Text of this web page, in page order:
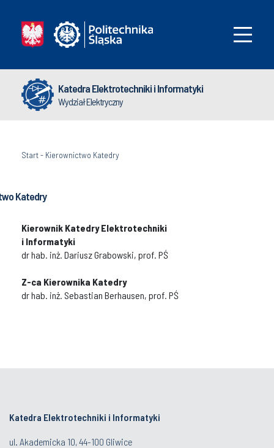
Katedra Elektrotechniki i Informatyki
Wydział Elektryczny
Start- Kierownictwo Katedry
Katedry
Kierownik Katedry Elektrotechniki
i Informatyki
dr hab. inż. Dariusz Grabowski, prof. PŚ
Z-ca Kierownika Katedry
dr hab. inż. Sebastian Berhausen, prof. PŚ
Katedra Elektrotechniki i Informatyki
ul. Akademicka 10, 44-100 Gliwice